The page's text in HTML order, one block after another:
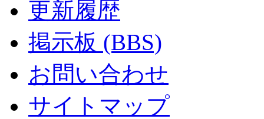
更新履歴
掲示板 (BBS)
お問い合わせ
サイトマップ